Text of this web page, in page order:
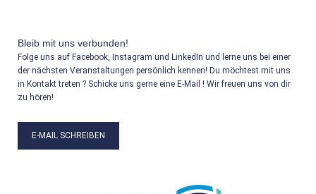
Bleib mit uns verbunden!
Folge uns auf Facebook, Instagram und LinkedIn und lerne uns bei einer
der nächsten Veranstaltungen persönlich kennen! Du möchtest mit uns
in Kontakt treten ? Schicke uns gerne eine E-Mail ! Wir freuen uns von dir
zu hören!
E-MAIL SCHREIBEN